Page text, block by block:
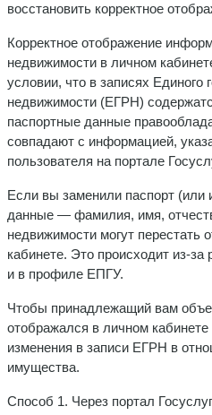
восстановить корректное
Корректное отображение
недвижимости в личном
условии, что в записях Единого
недвижимости (ЕГРН)
паспортные данные
совпадают с информацией,
пользователя на портале
Если вы заменили паспорт (или
данные — фамилия, имя,
недвижимости могут перестать
кабинете. Это происходит из-
и в профиле ЕПГУ.
Чтобы принадлежащий вам
отображался в личном
изменения в записи ЕГРН в
имущества.
Способ 1. Через портал